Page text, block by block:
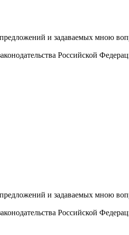
и задаваемых мною
Российской
и задаваемых мною
Российской